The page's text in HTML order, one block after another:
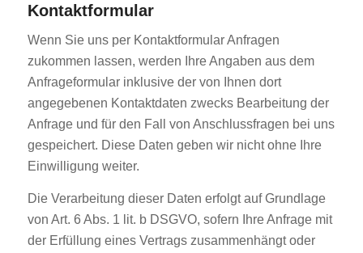
Kontaktformular
Wenn Sie uns per Kontaktformular Anfragen
zukommen lassen, werden Ihre Angaben aus dem
Anfrageformular inklusive der von Ihnen dort
angegebenen Kontaktdaten zwecks Bearbeitung der
Anfrage und für den Fall von Anschlussfragen bei uns
gespeichert. Diese Daten geben wir nicht ohne Ihre
Einwilligung weiter.
Die Verarbeitung dieser Daten erfolgt auf Grundlage
von Art. 6 Abs. 1 lit. b DSGVO, sofern Ihre Anfrage mit
der Erfüllung eines Vertrags zusammenhängt oder